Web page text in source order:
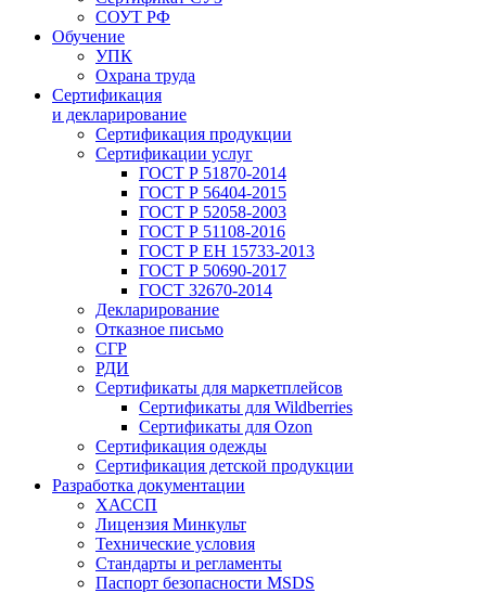
СОУТ РФ
Обучение
УПК
Охрана труда
Сертификация
и декларирование
Сертификация продукции
Сертификации услуг
ГОСТ Р 51870-2014
ГОСТ Р 56404-2015
ГОСТ Р 52058-2003
ГОСТ Р 51108-2016
ГОСТ Р ЕН 15733-2013
ГОСТ Р 50690-2017
ГОСТ 32670-2014
Декларирование
Отказное письмо
СГР
РДИ
Сертификаты для маркетплейсов
Сертификаты для Wildberries
Сертификаты для Ozon
Сертификация одежды
Сертификация детской продукции
Разработка документации
ХАССП
Лицензия Минкульт
Технические условия
Стандарты и регламенты
Паспорт безопасности MSDS